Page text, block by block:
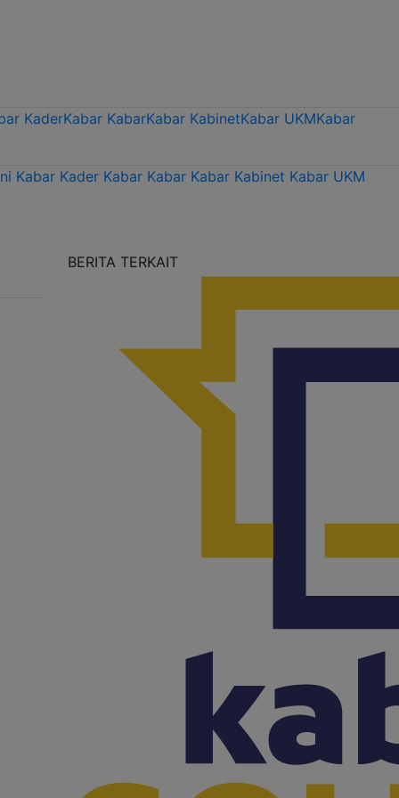
KaderKabar KabarKabar KabinetKabar UKMKabar
Kabar Kader Kabar Kabar Kabar Kabinet Kabar UKM
BERITA TERKAIT